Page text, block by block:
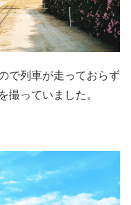
で列車が走っておらず
撮っていました。